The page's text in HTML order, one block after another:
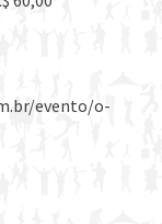
evento/o-